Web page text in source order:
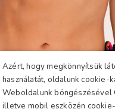
ki
Azért, hogy megkönnyítsük
használatát, oldalunk cookie-
Weboldalunk böngészésével
illetve mobil eszközén